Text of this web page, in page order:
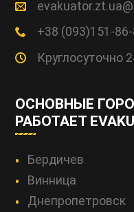
+38 (093)151-
Круглосуточно
ОСНОВНЫЕ
РАБОТАЕТ
Бердичев
Винница
Днепропетровск